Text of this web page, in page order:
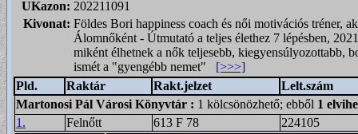
UKazon: 202211091
Kivonat: Földes Bori happiness coach és női motivációs tréner,
Álomnőként - Útmutató a teljes élethez 7 lépésben,
miként élhetnek a nők teljesebb, kiegyensúlyozottabb,
ismét a "gyengébb nemet" [>>>]
Pld.
Raktár Rakt.jelzet
Lelt.szám
Martonosi Pál Városi Könyvtár : 1 kölcsönözhető; ebből 1
1.
Felnőtt 613 F 78
224105